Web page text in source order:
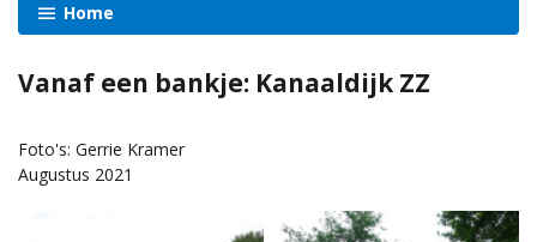
Home
Vanaf een bankje: Kanaaldijk ZZ
Foto's: Gerrie Kramer
Augustus 2021